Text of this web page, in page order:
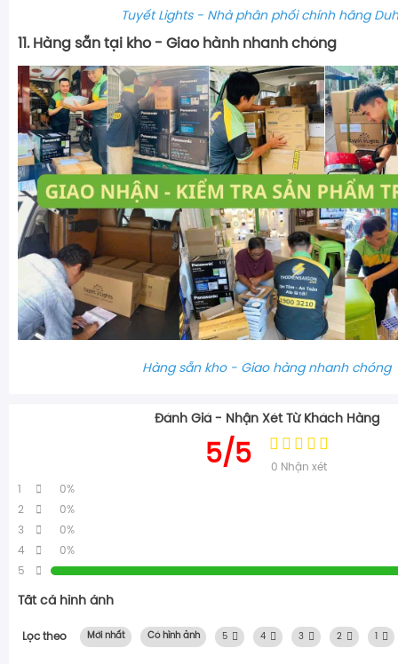
Tuyết Lights - Nhà phân phối chính hãng
11. Hàng sẵn tại kho - Giao hành nhanh chóng
Hàng sẵn kho - Giao hàng nhanh chóng
Đánh Giá - Nhận Xét Từ Khách Hàng
5/5 0 Nhận xét
1
0%
2
0%
3
0%
4
0%
5
Tất cả hình ảnh
Lọc theo Mới nhất Có hình ảnh 5 4 3 2